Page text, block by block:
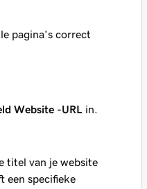
pagina's correct
Website -URL in.
titel van je website
een specifieke